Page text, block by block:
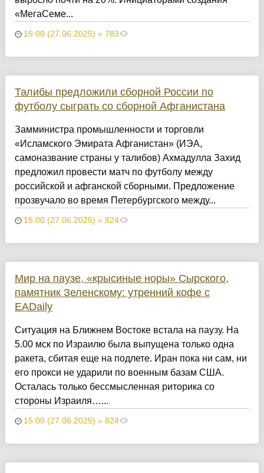
«МегаСеме...
15:00 (27.06.2025) » 783
Талибы предложили сборной России по
футболу сыграть со сборной Афганистана
Замминистра промышленности и торговли
«Исламского Эмирата Афганистан» (ИЭА,
самоназвание страны у талибов) Ахмадулла Захид
предложил провести матч по футболу между
российской и афганской сборными. Предложение
прозвучало во время Петербургского между...
15:00 (27.06.2025) » 824
Мир на паузе, «крысиные норы» Сырского,
памятник Зеленскому: утренний кофе с
EADaily
Ситуация на Ближнем Востоке встала на паузу. На
5.00 мск по Израилю была выпущена только одна
ракета, сбитая еще на подлете. Иран пока ни сам, ни
его прокси не ударили по военным базам США.
Осталась только бессмысленная риторика со
стороны Израиля…...
15:00 (27.06.2025) » 824